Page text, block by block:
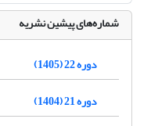
شماره‌های پیشین نشریه
دوره 22 (1405)
دوره 21 (1404)